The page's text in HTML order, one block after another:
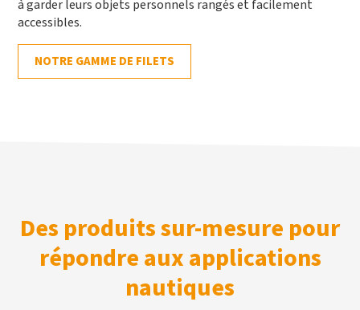
à garder leurs objets personnels rangés et facilement
accessibles.
NOTRE GAMME DE FILETS
Des produits sur-mesure pour
répondre aux applications
nautiques